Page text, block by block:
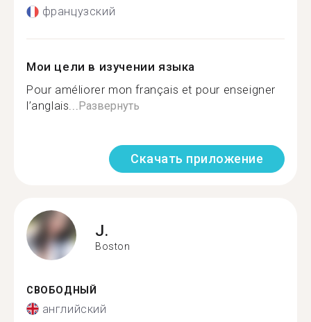
французский
Мои цели в изучении языка
Pour améliorer mon français et pour enseigner
l’anglais...Развернуть
Скачать приложение
J.
Boston
СВОБОДНЫЙ
английский